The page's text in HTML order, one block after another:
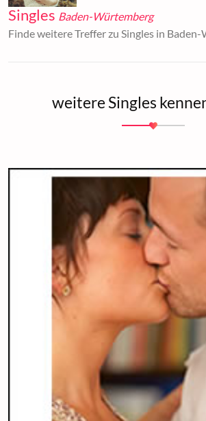
Singles Baden-Würtemberg
Finde weitere Treffer zu Singles in
weitere Singles